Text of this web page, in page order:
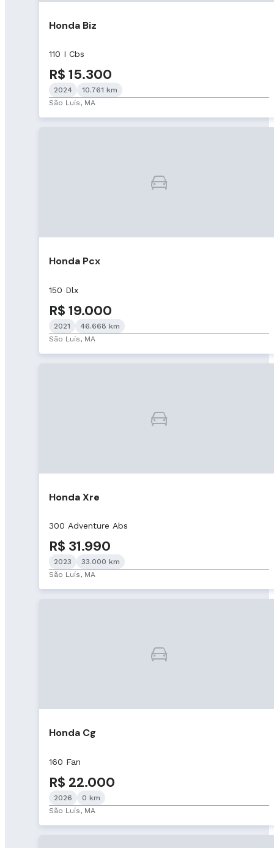
Honda Biz
110 I Cbs
R$ 15.300
2024
10.761 km
São Luís, MA
Honda Pcx
150 Dlx
R$ 19.000
2021
46.668 km
São Luís, MA
Honda Xre
300 Adventure Abs
R$ 31.990
2023
33.000 km
São Luís, MA
Honda Cg
160 Fan
R$ 22.000
2026
0 km
São Luís, MA